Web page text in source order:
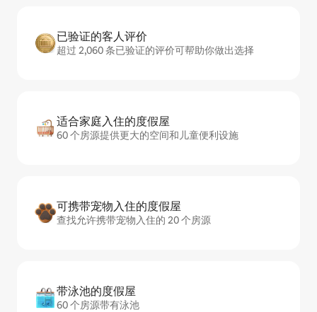
已验证的客人评价
超过 2,060 条已验证的评价可帮助你做出选择
适合家庭入住的度假屋
60 个房源提供更大的空间和儿童便利设施
可携带宠物入住的度假屋
查找允许携带宠物入住的 20 个房源
带泳池的度假屋
60 个房源带有泳池